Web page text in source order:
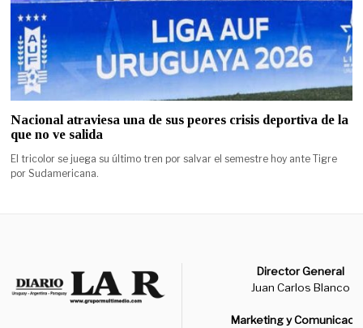
Nacional atraviesa una de sus peores crisis deportiva de la
que no ve salida
El tricolor se juega su último tren por salvar el semestre hoy ante Tigre
por Sudamericana.
Director General
Juan Carlos Blanco
Marketing y